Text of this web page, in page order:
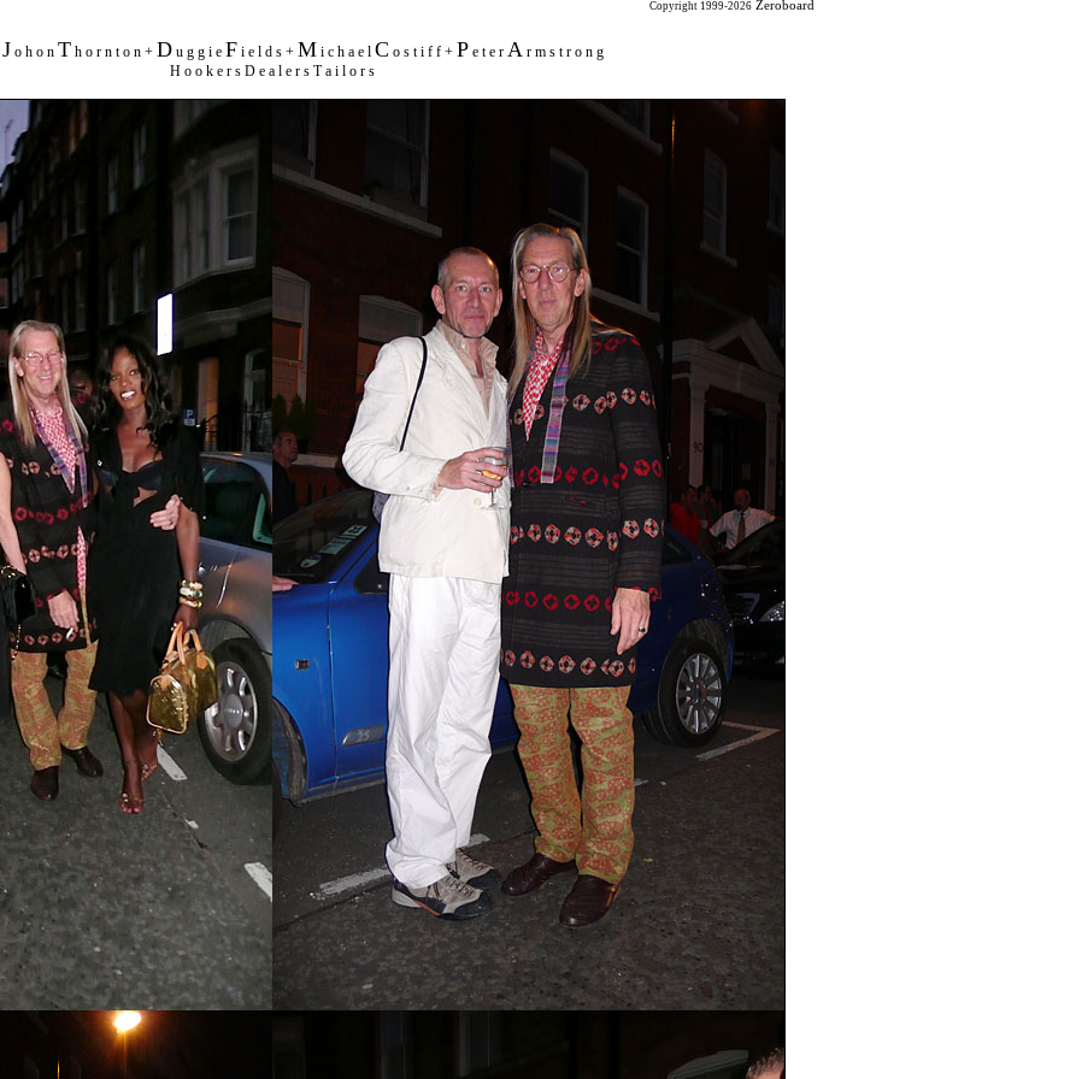
Copyright 1999-2026 Zeroboard
J o h o n T h o r n t o n + D u g g i e F i e l d s + M i c h a e l C o s t i f f + P e t e r A r m s t r o n g
H o o k e r s D e a l e r s T a i l o r s